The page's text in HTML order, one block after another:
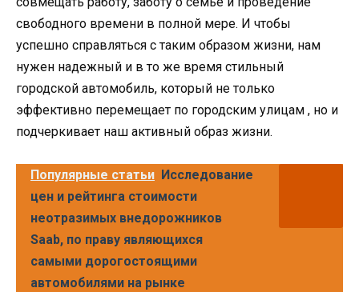
свободного времени в полной мере. И чтобы
успешно справляться с таким образом жизни, нам
нужен надежный и в то же время стильный
городской автомобиль, который не только
эффективно перемещает по городским улицам , но и
подчеркивает наш активный образ жизни.
Популярные статьи Исследование
цен и рейтинга стоимости
неотразимых внедорожников
Saab, по праву являющихся
самыми дорогостоящими
автомобилями на рынке